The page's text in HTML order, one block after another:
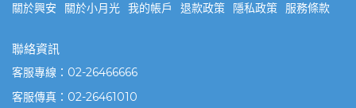
關於興安 關於小月光 我的帳戶 退款政策 隱私政策 服務條款
聯絡資訊
客服專線：02-26466666
客服傳真：02-26461010